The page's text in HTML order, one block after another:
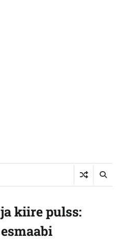
kiire pulss: